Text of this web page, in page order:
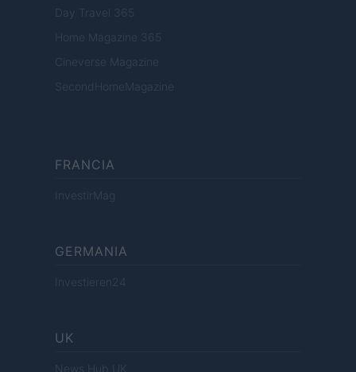
Day Travel 365
Home Magazine 365
Cineverse Magazine
SecondHomeMagazine
FRANCIA
InvestirMag
GERMANIA
Investieren24
UK
News Hub UK